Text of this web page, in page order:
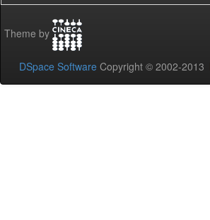
Theme by
DSpace Software Copyright © 2002-2013